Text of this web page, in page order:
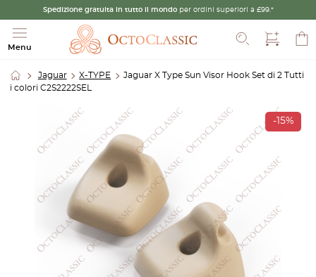
Spedizione gratuita in tutto il mondo per ordini superiori a £99.*
Menu
Cerca
Jaguar X-TYPE
Jaguar X Type Sun Visor Hook Set di 2 Tutti
i colori C2S2222SEL
-15%